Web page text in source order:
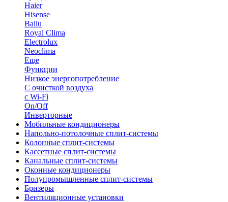
Haier
Hisense
Ballu
Royal Clima
Electrolux
Neoclima
Еще
Функции
Низкое энергопотребление
С очисткой воздуха
с Wi-Fi
On/Off
Инверторные
Мобильные кондиционеры
Напольно-потолоч​ные ​сплит-системы
Колонные ​​сплит-системы
Кассетные сплит-системы
Канальные сплит-системы
Оконные кондиционеры
Полупромышленные сплит-системы
Бризеры
Вентиляционные установки